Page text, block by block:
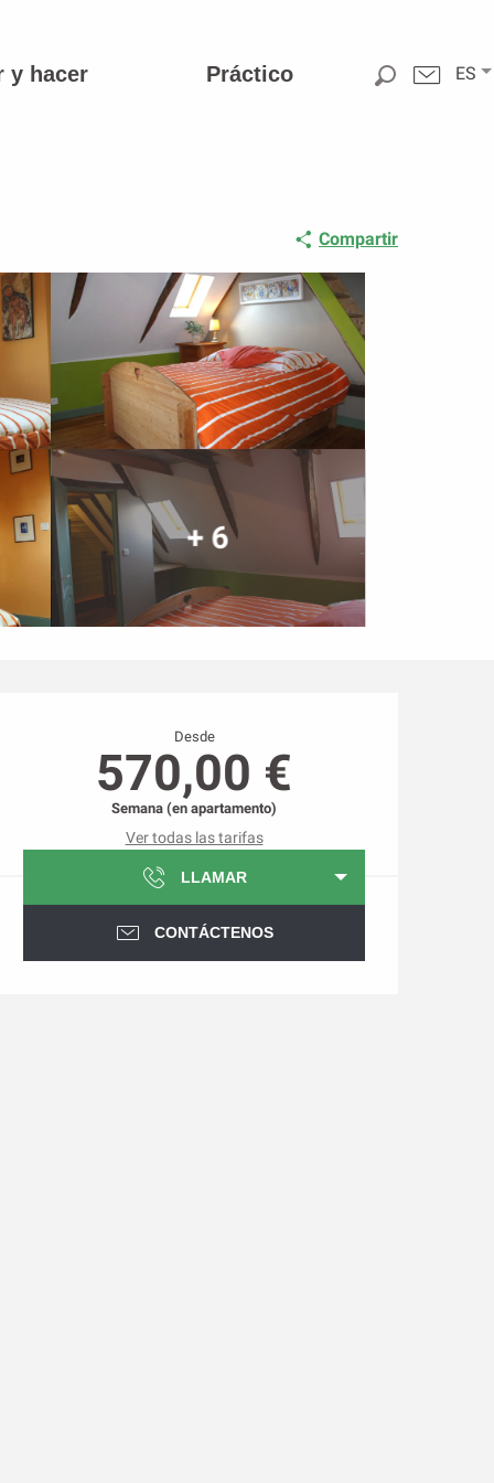
ES
y hacer Práctico
Compartir
+ 6
Desde
570,00 €
Semana (en apartamento)
Ver todas las tarifas
LLAMAR
CONTÁCTENOS